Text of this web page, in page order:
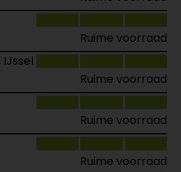
Ruime voorraad
Ruime voorraad
Ruime voorraad
Ruime voorraad